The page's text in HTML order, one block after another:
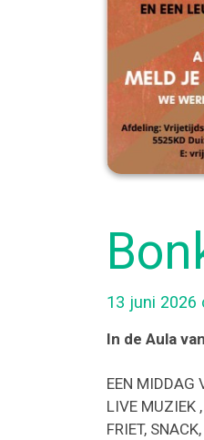
13 juni 2026
In de Aula
EEN MIDDAG
LIVE MUZIEK ,
FRIET,